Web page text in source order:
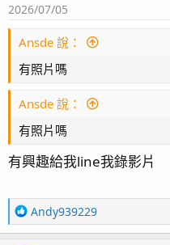
2026/07/05
Ansde 說：
有照片嗎
Ansde 說：
有照片嗎
有興趣給我line我錄影片
R
e
Andy939229